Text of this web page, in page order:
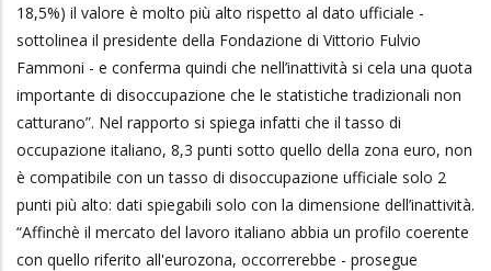
18,5%) il valore è molto più alto rispetto al dato ufficiale -
sottolinea il presidente della Fondazione di Vittorio Fulvio
Fammoni - e conferma quindi che nell’inattività si cela una quota
importante di disoccupazione che le statistiche tradizionali non
catturano”. Nel rapporto si spiega infatti che il tasso di
occupazione italiano, 8,3 punti sotto quello della zona euro, non
è compatibile con un tasso di disoccupazione ufficiale solo 2
punti più alto: dati spiegabili solo con la dimensione dell’inattività.
“Affinchè il mercato del lavoro italiano abbia un profilo coerente
con quello riferito all'eurozona, occorrerebbe - prosegue